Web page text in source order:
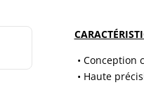
• Conception
• Haute